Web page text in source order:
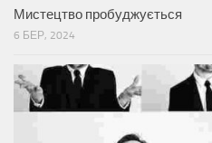
Мистецтво пробуджується
6 БЕР, 2024